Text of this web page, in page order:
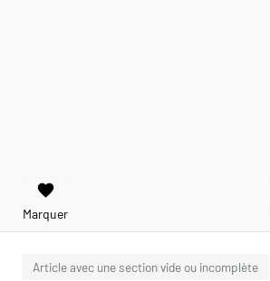
favorite
Marquer
Article avec une section vide ou incomplète